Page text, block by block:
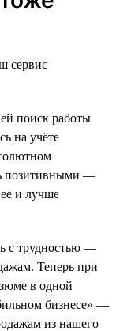
сервис
поиск работы
на учёте
позитивными —
и лучше
с трудностью —
Теперь при
в одной
бизнесе» —
из нашего